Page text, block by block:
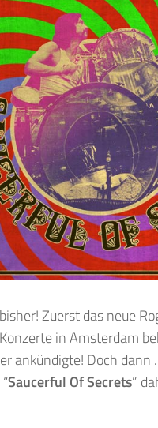
Zuerst das neue
in Amsterdam
ankündigte! Doch
Saucerful Of Secrets”